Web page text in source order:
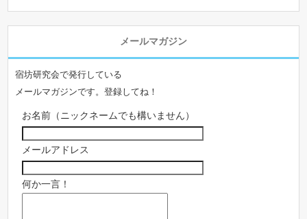
メールマガジン
宿坊研究会で発行している
メールマガジンです。登録してね！
お名前（ニックネームでも構いません）
メールアドレス
何か一言！